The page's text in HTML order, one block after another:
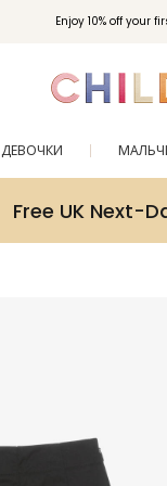
Enjoy 10% off your
ДЕВОЧКИ
Free UK Next-